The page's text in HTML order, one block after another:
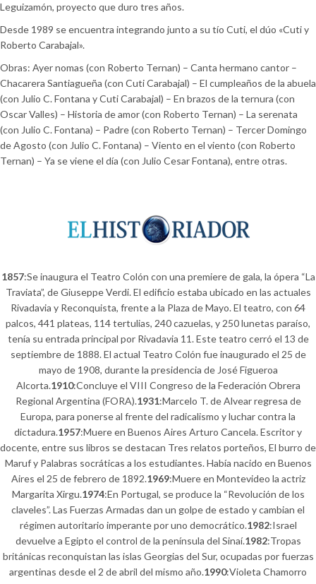
Leguizamón, proyecto que duro tres años.
Desde 1989 se encuentra integrando junto a su tío Cuti, el dúo «Cuti y
Roberto Carabajal».
Obras: Ayer nomas (con Roberto Ternan) – Canta hermano cantor –
Chacarera Santiagueña (con Cuti Carabajal) – El cumpleaños de la abuela
(con Julio C. Fontana y Cuti Carabajal) – En brazos de la ternura (con
Oscar Valles) – Historia de amor (con Roberto Ternan) – La serenata
(con Julio C. Fontana) – Padre (con Roberto Ternan) – Tercer Domingo
de Agosto (con Julio C. Fontana) – Viento en el viento (con Roberto
Ternan) – Ya se viene el día (con Julio Cesar Fontana), entre otras.
1857:Se inaugura el Teatro Colón con una premiere de gala, la ópera “La
Traviata”, de Giuseppe Verdi. El edificio estaba ubicado en las actuales
Rivadavia y Reconquista, frente a la Plaza de Mayo. El teatro, con 64
palcos, 441 plateas, 114 tertulias, 240 cazuelas, y 250 lunetas paraíso,
tenía su entrada principal por Rivadavia 11. Este teatro cerró el 13 de
septiembre de 1888. El actual Teatro Colón fue inaugurado el 25 de
mayo de 1908, durante la presidencia de José Figueroa
Alcorta.1910:Concluye el VIII Congreso de la Federación Obrera
Regional Argentina (FORA).1931:Marcelo T. de Alvear regresa de
Europa, para ponerse al frente del radicalismo y luchar contra la
dictadura.1957:Muere en Buenos Aires Arturo Cancela. Escritor y
docente, entre sus libros se destacan Tres relatos porteños, El burro de
Maruf y Palabras socráticas a los estudiantes. Había nacido en Buenos
Aires el 25 de febrero de 1892.1969:Muere en Montevideo la actriz
Margarita Xirgu.1974:En Portugal, se produce la “Revolución de los
claveles”. Las Fuerzas Armadas dan un golpe de estado y cambian el
régimen autoritario imperante por uno democrático.1982:Israel
devuelve a Egipto el control de la península del Sinaí.1982:Tropas
británicas reconquistan las islas Georgias del Sur, ocupadas por fuerzas
argentinas desde el 2 de abril del mismo año.1990:Violeta Chamorro